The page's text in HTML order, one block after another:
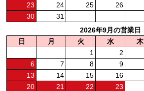
23
24 25 26
30
31
2026年9月の営業日
日
月 火 水 木
1
2
6
7 8 9
13
14 15 16
20
21 22 23